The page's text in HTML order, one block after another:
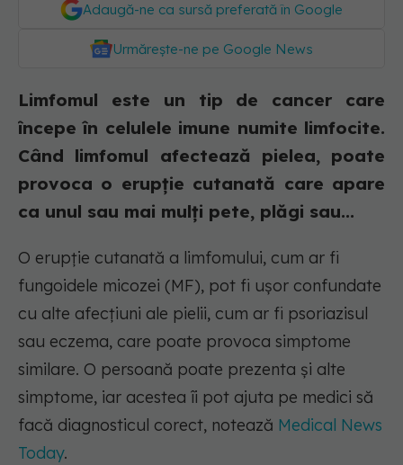
Adaugă-ne ca sursă preferată în Google
Urmărește-ne pe Google News
Limfomul este un tip de cancer care
începe în celulele imune numite limfocite.
Când limfomul afectează pielea, poate
provoca o erupție cutanată care apare
ca unul sau mai mulți pete, plăgi sau...
O erupție cutanată a limfomului, cum ar fi
fungoidele micozei (MF), pot fi ușor confundate
cu alte afecțiuni ale pielii, cum ar fi psoriazisul
sau eczema, care poate provoca simptome
similare. O persoană poate prezenta și alte
simptome, iar acestea îi pot ajuta pe medici să
facă diagnosticul corect, notează Medical News
Today.